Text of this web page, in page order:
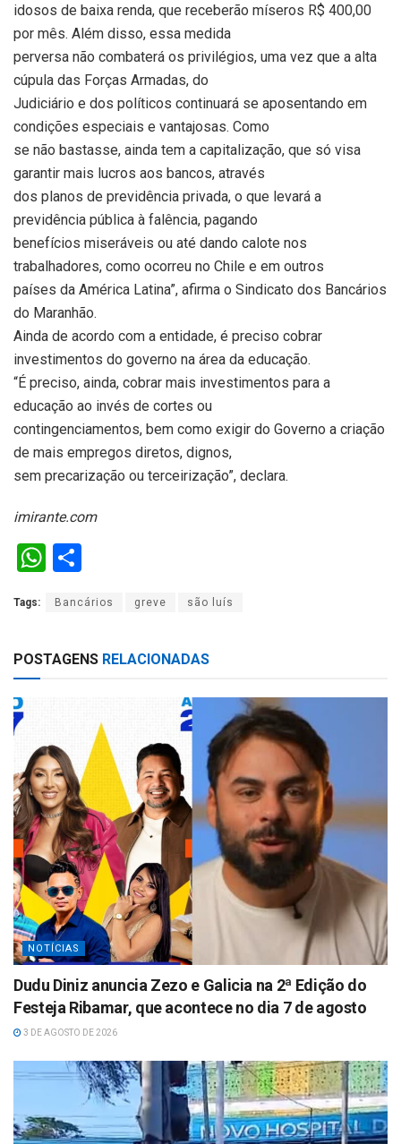
idosos de baixa renda, que receberão míseros R$ 400,00
por mês. Além disso, essa medida
perversa não combaterá os privilégios, uma vez que a alta
cúpula das Forças Armadas, do
Judiciário e dos políticos continuará se aposentando em
condições especiais e vantajosas. Como
se não bastasse, ainda tem a capitalização, que só visa
garantir mais lucros aos bancos, através
dos planos de previdência privada, o que levará a
previdência pública à falência, pagando
benefícios miseráveis ou até dando calote nos
trabalhadores, como ocorreu no Chile e em outros
países da América Latina”, afirma o Sindicato dos Bancários
do Maranhão.
Ainda de acordo com a entidade, é preciso cobrar
investimentos do governo na área da educação.
“É preciso, ainda, cobrar mais investimentos para a
educação ao invés de cortes ou
contingenciamentos, bem como exigir do Governo a criação
de mais empregos diretos, dignos,
sem precarização ou terceirização”, declara.
imirante.com
W
at
A
ar
Tags: Bancários greve são luís
POSTAGENS RELACIONADAS
NOTÍCIAS
Dudu Diniz anuncia Zezo e Galicia na 2ª Edição do
Festeja Ribamar, que acontece no dia 7 de agosto
3 DE AGOSTO DE 2026